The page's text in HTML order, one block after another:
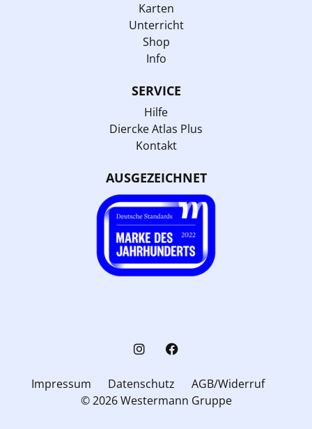
Karten
Unterricht
Shop
Info
SERVICE
Hilfe
Diercke Atlas Plus
Kontakt
AUSGEZEICHNET
Impressum Datenschutz
AGB/Widerruf
© 2026 Westermann Gruppe